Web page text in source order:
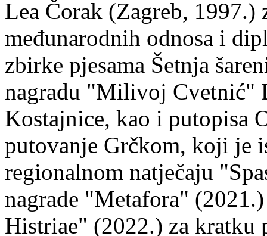
Lea Čorak (Zagreb,
međunarodnih odnosa i
zbirke pjesama Šetnja
nagradu "Milivoj Cvetnić"
Kostajnice, kao i putopisa
putovanje Grčkom, koji je
regionalnom natječaju
nagrade "Metafora"
Histriae" (2022.) za kratku